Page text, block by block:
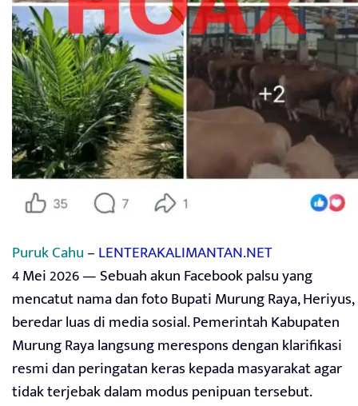
Puruk Cahu–LENTERAKALIMANTAN.NET
4 Mei 2026 — Sebuah akun Facebook palsu yang
mencatut nama dan foto Bupati Murung Raya, Heriyus,
beredar luas di media sosial. Pemerintah Kabupaten
Murung Raya langsung merespons dengan klarifikasi
resmi dan peringatan keras kepada masyarakat agar
tidak terjebak dalam modus penipuan tersebut.